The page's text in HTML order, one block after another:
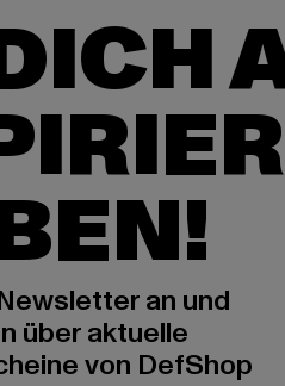
an und
über aktuelle
von DefShop